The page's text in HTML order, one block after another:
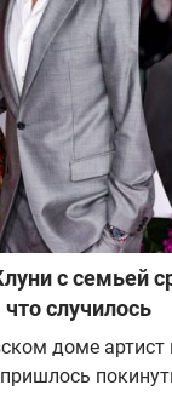
с семьей
случилось
доме